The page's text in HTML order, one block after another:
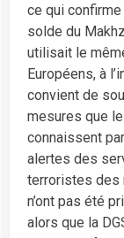
ce qui
solde du
utilisait le
Européens, à
convient de
mesures que
connaissent
alertes des
terroristes des
n’ont pas été
alors que la